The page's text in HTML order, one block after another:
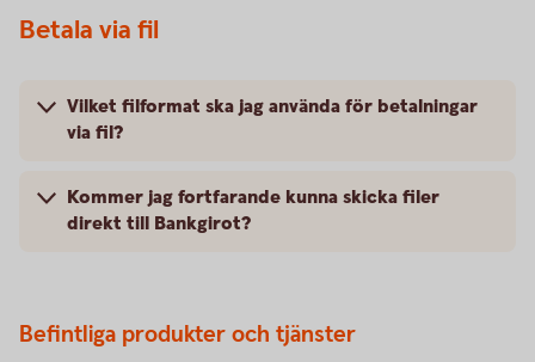
Betala via fil
Vilket filformat ska jag använda för betalningar
via fil?
Kommer jag fortfarande kunna skicka filer
direkt till Bankgirot?
Befintliga produkter och tjänster